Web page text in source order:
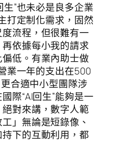
”也未必是良多企業
打定制化需求，固然
流程，但很難有一
依據每小我的請求
低。有業內助士做
業一年的支出在500
合適中小型團隊涉
際“AI回生”能夠是一
對來講，數字人範
」無論是短錄像、
下的互動利用，都